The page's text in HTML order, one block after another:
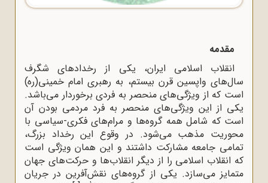
مقدمه
انقلاب اسلامی ایران، یکی از رخدادهای شگرف
سال‌های واپسین قرن بیستم، به رهبری امام خمینی(ره)
است که از ویژگی‌های منحصر به فردی برخوردار می‌باشد.
یکی از این ویژگی‌های منحصر به فرد مردمی بودن آن
است که شامل همه گروه‌ها و مرام‌های فکری-سیاسی با
محوریت مذهب می‌شود. در وقوع این رخداد بزرگ،
تمامی جامعه مشارکت داشتند و این همان ویژگی است
که انقلاب اسلامی را از دیگر انقلاب‌ها و حرکت‌های جهان
متمایز می‌سازد. یکی از گروه‌های نقش‌آفرین در جریان